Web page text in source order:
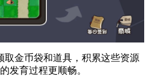
取金币袋和道具，积累这些资源
发育过程更顺畅。